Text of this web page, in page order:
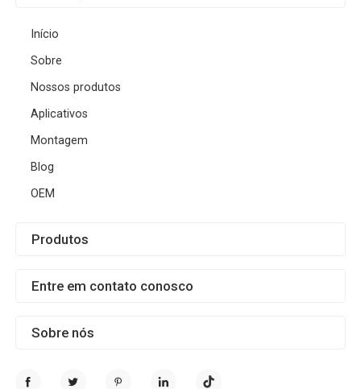
Sobre nós
Início
Sobre
Nossos produtos
Aplicativos
Montagem
Blog
OEM
Produtos
Entre em contato conosco